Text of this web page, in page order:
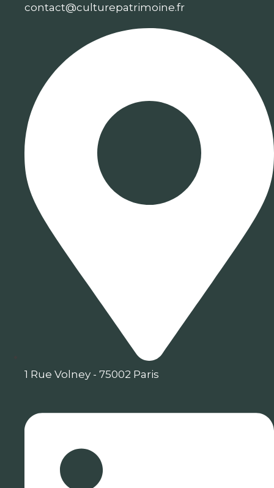
contact@culturepatrimoine.fr
1 Rue Volney - 75002 Paris